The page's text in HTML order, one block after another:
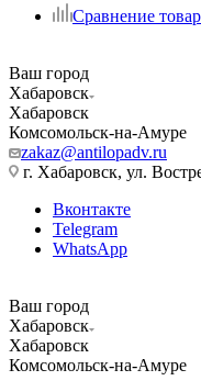
Сравнение
Ваш город
Хабаровск
Хабаровск
Комсомольск-на-Амуре
zakaz@antilopadv.ru
г. Хабаровск, ул.
Вконтакте
Telegram
WhatsApp
Ваш город
Хабаровск
Хабаровск
Комсомольск-на-Амуре